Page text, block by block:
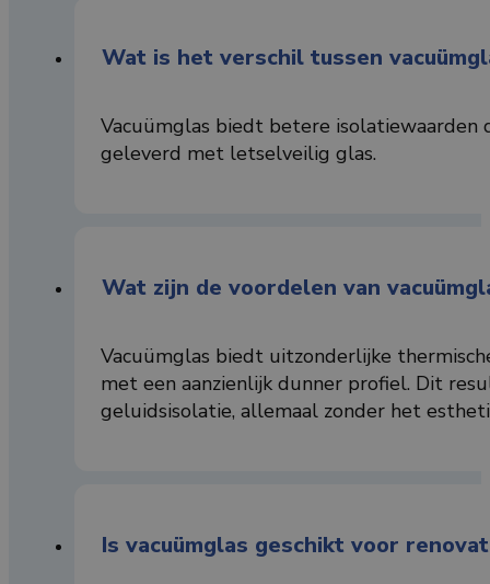
Wat is het verschil tussen
Vacuümglas biedt betere
geleverd met letselveilig glas.
Wat zijn de voordelen van
Vacuümglas biedt uitzonderlijke
met een aanzienlijk dunner profiel. Dit
geluidsisolatie, allemaal zonder het
Is vacuümglas geschikt voor